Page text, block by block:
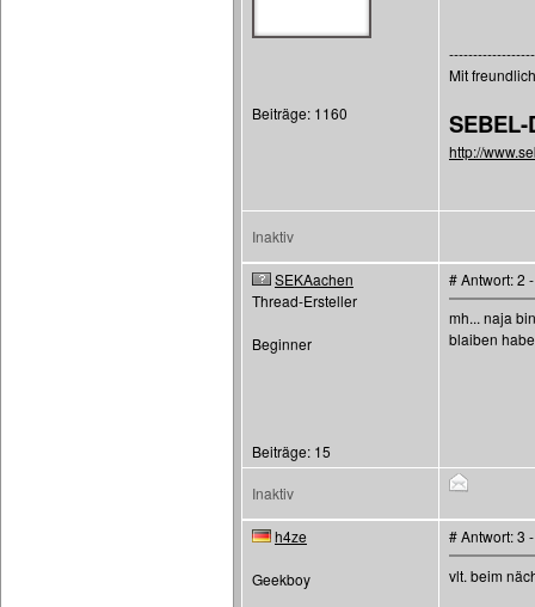
Beiträge: 1160
------------------
Mit
SEBEL-
http://
Inaktiv
SEKAachen
Thread-Ersteller
Beginner
Beiträge: 15
# Antwort: 2
mh... naja
blaiben
Inaktiv
h4ze
Geekboy
# Antwort: 3
vlt. beim